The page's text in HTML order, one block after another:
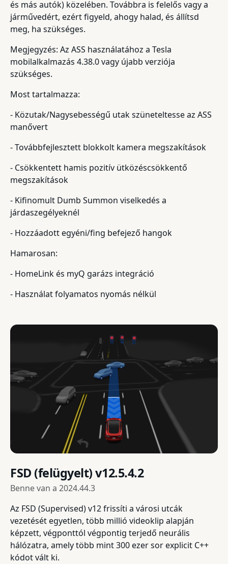
és más autók) közelében. Továbbra is felelős vagy a
járművedért, ezért figyeld, ahogy halad, és állítsd
meg, ha szükséges.
Megjegyzés: Az ASS használatához a Tesla
mobilalkalmazás 4.38.0 vagy újabb verziója
szükséges.
Most tartalmazza:
- Közutak/Nagysebességű utak szüneteltesse az ASS
manővert
- Továbbfejlesztett blokkolt kamera megszakítások
- Csökkentett hamis pozitív ütközéscsökkentő
megszakítások
- Kifinomult Dumb Summon viselkedés a
járdaszegélyeknél
- Hozzáadott egyéni/fing befejező hangok
Hamarosan:
- HomeLink és myQ garázs integráció
- Használat folyamatos nyomás nélkül
FSD (felügyelt) v12.5.4.2
Benne van a 2024.44.3
Az FSD (Supervised) v12 frissíti a városi utcák
vezetését egyetlen, több millió videoklip alapján
képzett, végponttól végpontig terjedő neurális
hálózatra, amely több mint 300 ezer sor explicit C++
kódot vált ki.